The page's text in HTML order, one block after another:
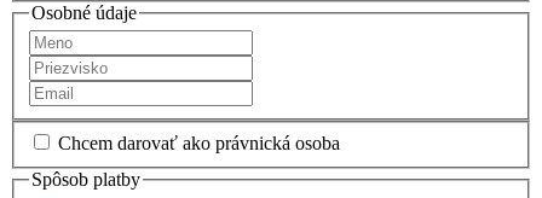
Osobné údaje
Chcem darovať ako právnická osoba
Spôsob platby